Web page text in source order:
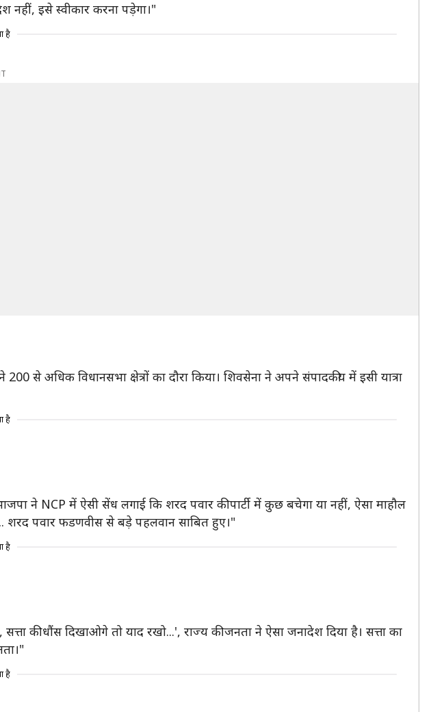
इसे स्वीकार करना पड़ेगा।"
है
से अधिक विधानसभा क्षेत्रों का दौरा किया। शिवसेना ने अपने संपादकीय में इसी यात्रा
है
ने NCP में ऐसी सेंध लगाई कि शरद पवार की पार्टी में कुछ बचेगा या नहीं, ऐसा माहौल
शरद पवार फडणवीस से बड़े पहलवान साबित हुए।"
है
की धौंस दिखाओगे तो याद रखो...', राज्य की जनता ने ऐसा जनादेश दिया है। सत्ता का
है